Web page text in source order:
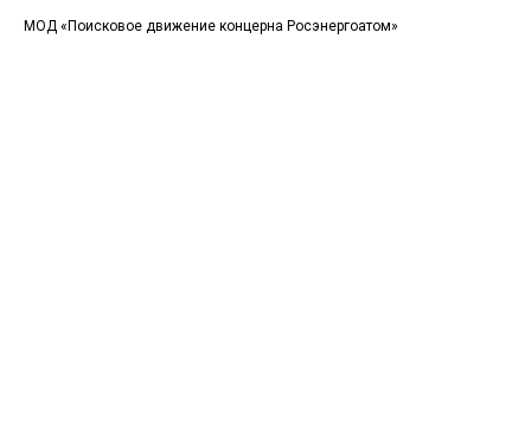
МОД «Поисковое движение концерна Росэнергоатом»